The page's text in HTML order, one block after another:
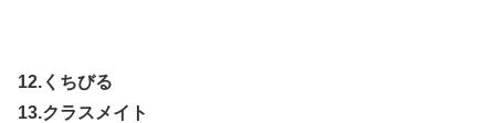
12.くちびる
13.クラスメイト